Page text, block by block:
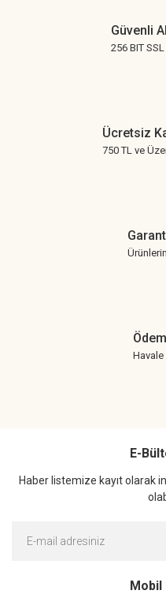
Güvenli
256 BIT
Ücretsiz
750 TL ve
Havale
E-
Haber listemize kayıt olarak
Mobil